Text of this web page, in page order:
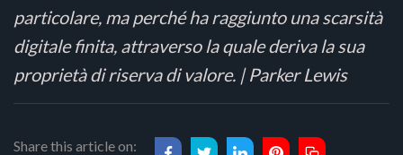
particolare, ma perché ha raggiunto una scarsità
digitale finita, attraverso la quale deriva la sua
proprietà di riserva di valore. | Parker Lewis
Share this article on: